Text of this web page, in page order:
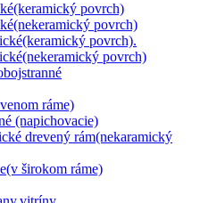
povrch)
povrch)
povrch).
povrch)
ráme)
(napichovacie)
drevený rám(nekaramický
širokom ráme)